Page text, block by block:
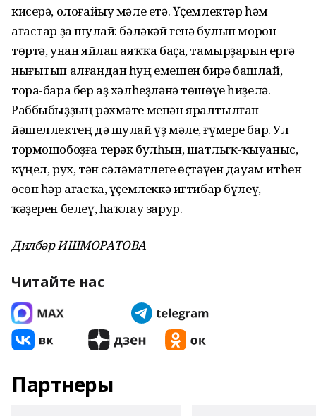
кисерә, олоғайыу мәле етә. Үҫемлектәр һәм
ағастар ҙа шулай: бәләкәй генә булып морон
төртә, унан яйлап аяҡҡа баҫа, тамырҙарын ергә
нығытып алғандан һуң емешен бирә башлай,
тора-бара бер аҙ хәлһеҙләнә төшөүе һиҙелә.
Раббыбыҙҙың рәхмәте менән яралтылған
йәшеллектең дә шулай үҙ мәле, ғүмере бар. Ул
тормошобоҙға терәк булһын, шатлыҡ-ҡыуаныс,
күңел, рух, тән сәләмәтлеге өҫтәүен дауам итһен
өсөн һәр ағасҡа, үҫемлеккә иғтибар бүлеү,
ҡәҙерен белеү, һаҡлау зарур.
Дилбәр ИШМОРАТОВА
Читайте нас
Партнеры